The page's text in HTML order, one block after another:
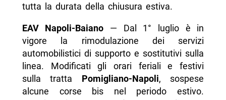
tutta la durata della chiusura estiva.
EAV Napoli-Baiano — Dal 1° luglio è in
vigore la rimodulazione dei servizi
automobilistici di supporto e sostitutivi sulla
linea. Modificati gli orari feriali e festivi
sulla tratta Pomigliano-Napoli, sospese
alcune corse bis nel periodo estivo.